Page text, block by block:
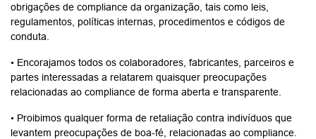
obrigações de compliance da organização, tais como leis,
regulamentos, políticas internas, procedimentos e códigos de
conduta.
• Encorajamos todos os colaboradores, fabricantes, parceiros e
partes interessadas a relatarem quaisquer preocupações
relacionadas ao compliance de forma aberta e transparente.
• Proibimos qualquer forma de retaliação contra indivíduos que
levantem preocupações de boa-fé, relacionadas ao compliance.